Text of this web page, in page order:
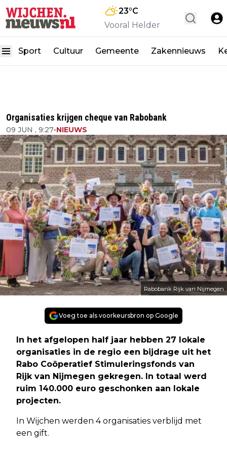
23°C
Vooral Helder
Sport Cultuur Gemeente Zakennieuws
Organisaties krijgen cheque van Rabobank
09 JUN , 9:27•NIEUWS
Rabobank Rijk van Nijmegen
Voeg toe als voorkeursbron op Google
In het afgelopen half jaar hebben 27 lokale
organisaties in de regio een bijdrage uit het
Rabo Coöperatief Stimuleringsfonds van
Rijk van Nijmegen gekregen. In totaal werd
ruim 140.000 euro geschonken aan lokale
projecten.
In Wijchen werden 4 organisaties verblijd met
een gift.